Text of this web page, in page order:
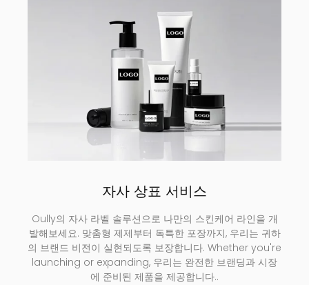
자사 상표 서비스
Oully의 자사 라벨 솔루션으로 나만의 스킨케어 라인을 개
발해보세요. 맞춤형 제제부터 독특한 포장까지, 우리는 귀하
의 브랜드 비전이 실현되도록 보장합니다. Whether you're
launching or expanding, 우리는 완전한 브랜딩과 시장
에 준비된 제품을 제공합니다..